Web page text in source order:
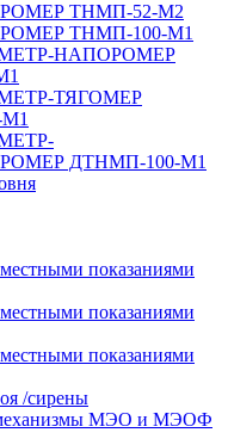
ТНМП-52-М2
ТНМП-100-М1
НАПОРОМЕР
ТЯГОМЕР
ДТНМП-100-М1
показаниями
показаниями
показаниями
/сирены
МЭО и МЭОФ